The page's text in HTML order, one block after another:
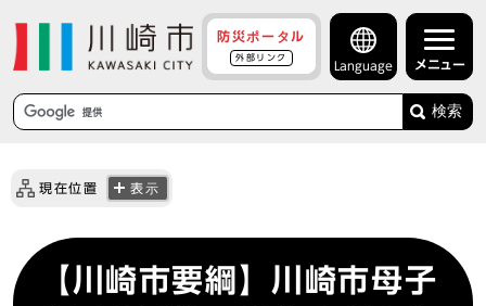
防災ポータル
外部リンク
Language メニュー
検索
現在位置 表示
【川崎市要綱】川崎市母子